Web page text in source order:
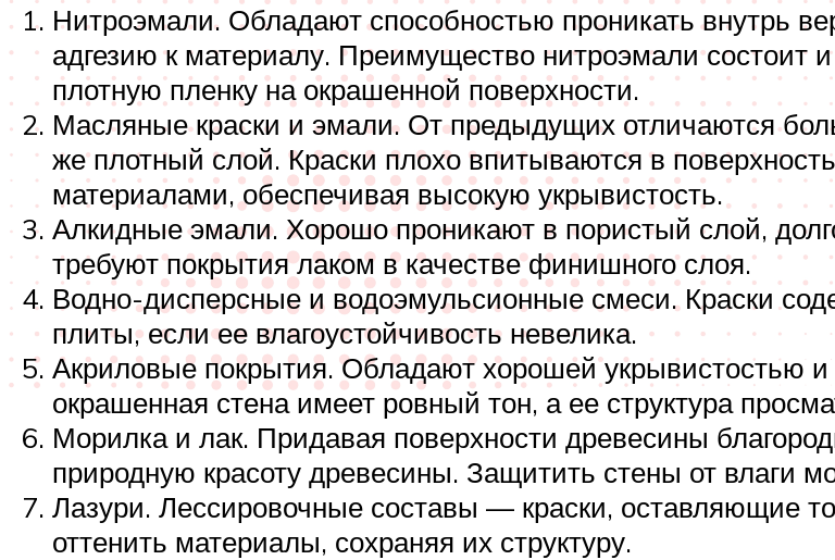
Нитроэмали. Обладают способностью проникать внутрь
адгезию к материалу. Преимущество нитроэмали состоит
плотную пленку на окрашенной поверхности.
Масляные краски и эмали. От предыдущих отличаются
же плотный слой. Краски плохо впитываются в
материалами, обеспечивая высокую укрывистость.
Алкидные эмали. Хорошо проникают в пористый слой,
требуют покрытия лаком в качестве финишного слоя.
Водно-дисперсные и водоэмульсионные смеси. Краски
плиты, если ее влагоустойчивость невелика.
Акриловые покрытия. Обладают хорошей укрывистостью и
окрашенная стена имеет ровный тон, а ее структура
Морилка и лак. Придавая поверхности древесины
природную красоту древесины. Защитить стены от влаги
Лазури. Лессировочные составы — краски, оставляющие
оттенить материалы, сохраняя их структуру.